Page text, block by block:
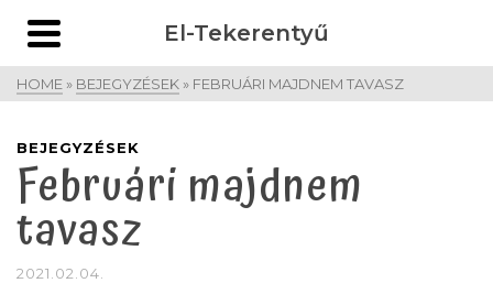
El-Tekerentyű
HOME » BEJEGYZÉSEK » FEBRUÁRI MAJDNEM TAVASZ
BEJEGYZÉSEK
Februári majdnem
tavasz
2021.02.04.